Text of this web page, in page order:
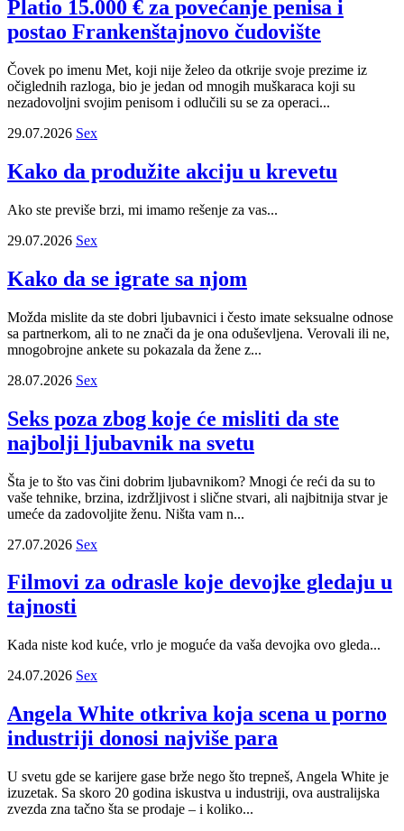
Platio 15.000 € za povećanje penisa i
postao Frankenštajnovo čudovište
Čovek po imenu Met, koji nije želeo da otkrije svoje prezime iz
očiglednih razloga, bio je jedan od mnogih muškaraca koji su
nezadovoljni svojim penisom i odlučili su se za operaci...
29.07.2026 Sex
Kako da produžite akciju u krevetu
Ako ste previše brzi, mi imamo rešenje za vas...
29.07.2026 Sex
Kako da se igrate sa njom
Možda mislite da ste dobri ljubavnici i često imate seksualne odnose
sa partnerkom, ali to ne znači da je ona oduševljena. Verovali ili ne,
mnogobrojne ankete su pokazala da žene z...
28.07.2026 Sex
Seks poza zbog koje će misliti da ste
najbolji ljubavnik na svetu
Šta je to što vas čini dobrim ljubavnikom? Mnogi će reći da su to
vaše tehnike, brzina, izdržljivost i slične stvari, ali najbitnija stvar je
umeće da zadovoljite ženu. Ništa vam n...
27.07.2026 Sex
Filmovi za odrasle koje devojke gledaju u
tajnosti
Kada niste kod kuće, vrlo je moguće da vaša devojka ovo gleda...
24.07.2026 Sex
Angela White otkriva koja scena u porno
industriji donosi najviše para
U svetu gde se karijere gase brže nego što trepneš, Angela White je
izuzetak. Sa skoro 20 godina iskustva u industriji, ova australijska
zvezda zna tačno šta se prodaje – i koliko...